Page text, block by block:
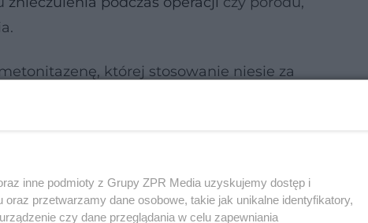
której stosowanie niesie za
prawdopodobieństwo wystąpienia
dawek.
ból. Tak może
chorób
inne podmioty z Grupy ZPR Media uzyskujemy dostęp i
przetwarzamy dane osobowe, takie jak unikalne identyfikatory,
czy dane przeglądania w celu zapewniania